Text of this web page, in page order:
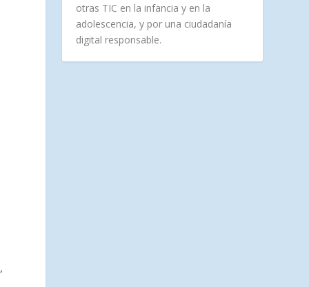
otras TIC en la infancia y en la
adolescencia, y por una ciudadanía
digital responsable.